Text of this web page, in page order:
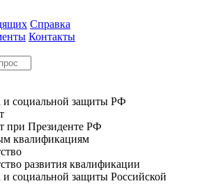
Справка
Контакты
и социальной защиты РФ
при Президенте РФ
квалификациям
развития квалификации
и социальной защиты Российской